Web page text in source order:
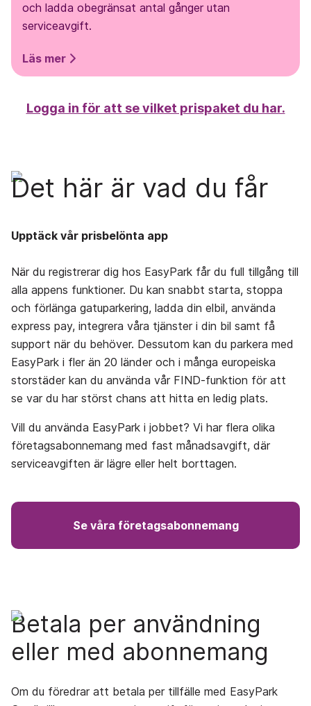
och ladda obegränsat antal gånger utan
serviceavgift.
Läs mer
Logga in för att se vilket prispaket du har.
Det här är vad du får
Upptäck vår prisbelönta app
När du registrerar dig hos EasyPark får du full tillgång till
alla appens funktioner. Du kan snabbt starta, stoppa
och förlänga gatuparkering, ladda din elbil, använda
express pay, integrera våra tjänster i din bil samt få
support när du behöver. Dessutom kan du parkera med
EasyPark i fler än 20 länder och i många europeiska
storstäder kan du använda vår FIND-funktion för att
se var du har störst chans att hitta en ledig plats.
Vill du använda EasyPark i jobbet? Vi har flera olika
företagsabonnemang med fast månadsavgift, där
serviceavgiften är lägre eller helt borttagen.
Se våra företagsabonnemang
Betala per användning
eller med abonnemang
Om du föredrar att betala per tillfälle med EasyPark